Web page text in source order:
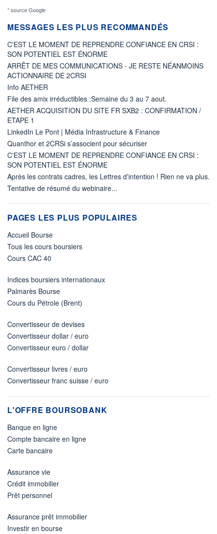
* source Google
MESSAGES LES PLUS RECOMMANDÉS
C'EST LE MOMENT DE REPRENDRE CONFIANCE EN CRSI :
SON POTENTIEL EST ÉNORME
ARRÊT DE MES COMMUNICATIONS - JE RESTE NÉANMOINS
ACTIONNAIRE DE 2CRSI
Info AETHER
File des amix irréductibles :Semaine du 3 au 7 aout.
AETHER ACQUISITION DU SITE FR SXB2 : CONFIRMATION /
ETAPE 1
LinkedIn Le Pont | Média Infrastructure & Finance
Quanthor et 2CRSi s’associent pour sécuriser
C'EST LE MOMENT DE REPRENDRE CONFIANCE EN CRSI :
SON POTENTIEL EST ÉNORME
Après les contrats cadres, les Lettres d'intention ! Rien ne va plus.
Tentative de résumé du webinaire...
PAGES LES PLUS POPULAIRES
Accueil Bourse
Tous les cours boursiers
Cours CAC 40
Indices boursiers internationaux
Palmarès Bourse
Cours du Pétrole (Brent)
Convertisseur de devises
Convertisseur dollar / euro
Convertisseur euro / dollar
Convertisseur livres / euro
Convertisseur franc suisse / euro
L'OFFRE BOURSOBANK
Banque en ligne
Compte bancaire en ligne
Carte bancaire
Assurance vie
Crédit immobilier
Prêt personnel
Assurance prêt immobilier
Investir en bourse